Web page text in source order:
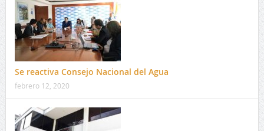
Se reactiva Consejo Nacional del Agua
febrero 12, 2020